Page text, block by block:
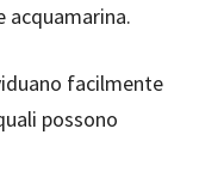
acquamarina.
facilmente
possono